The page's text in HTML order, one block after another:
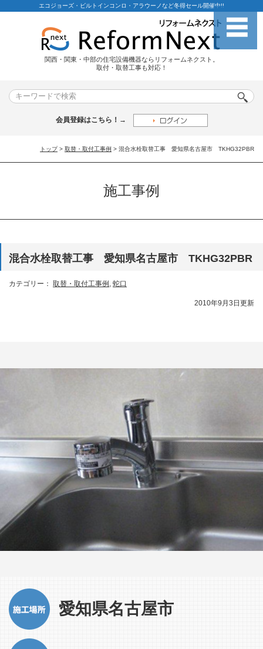
エコジョーズ・ビルトインコンロ・アラウーノなど冬得セール開催中!!
関西・関東・中部の住宅設備機器ならリフォームネクスト。
取付・取替工事も対応！
会員登録はこちら！→
トップ > 取替・取付工事例 > 混合水栓取替工事 愛知県名古屋市 TKHG32PBR
施工事例
混合水栓取替工事 愛知県名古屋市 TKHG32PBR
カテゴリー： 取替・取付工事例 , 蛇口
2010年9月3日更新
愛知県名古屋市